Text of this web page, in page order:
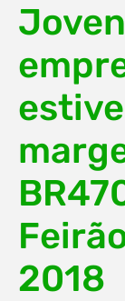
2018